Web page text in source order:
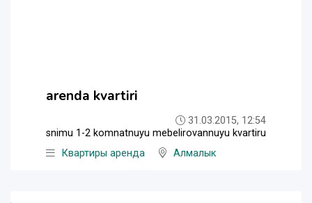
arenda kvartiri
31.03.2015, 12:54
snimu 1-2 komnatnuyu mebelirovannuyu kvartiru
Квартиры аренда
Алмалык